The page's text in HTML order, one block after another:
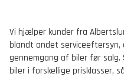
Vi hjælper kunder fra
blandt andet serviceeftersyn,
gennemgang af biler før
biler i forskellige prisklasser,